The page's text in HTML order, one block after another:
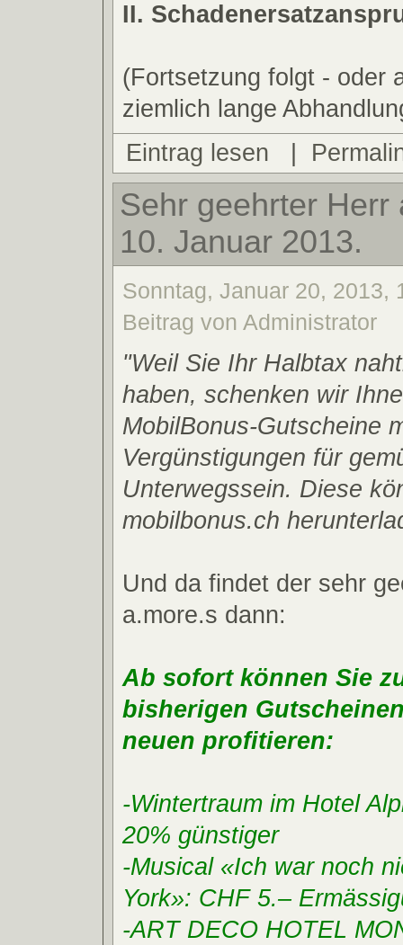
II.
(Fortsetzung folgt - oder
ziemlich lange
Eintrag lesen
Sehr geehrter Herr
10. Januar 2013.
Sonntag, Januar 20, 2013,
Beitrag von Administrator
"Weil Sie Ihr Halbtax
haben, schenken wir
MobilBonus-Gutscheine
Vergünstigungen für
Unterwegssein. Diese
mobilbonus.ch
Und da findet der sehr
a.more.s dann:
Ab sofort können Sie
bisherigen
neuen profitieren:
-Wintertraum im Hotel
20% günstiger
-Musical «Ich war noch
York»: CHF 5.–
-ART DECO HOTEL